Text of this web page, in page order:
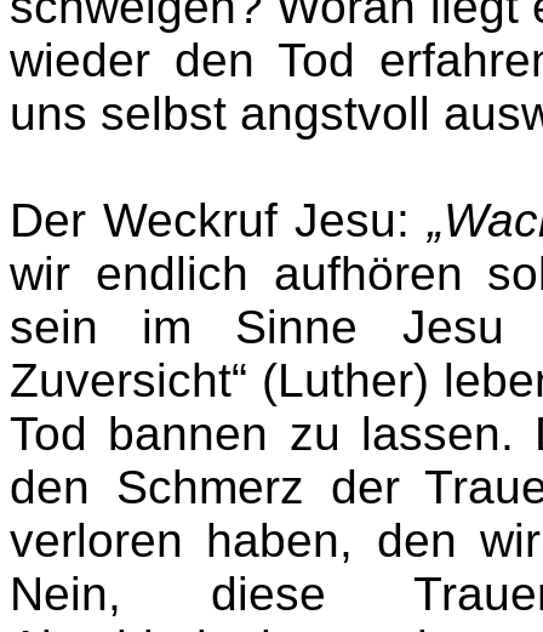
wieder den Tod
uns selbst angstvoll
Der Weckruf Jesu:
wir endlich aufhören
sein im Sinne Jesu
Zuversicht“ (Luther)
Tod bannen zu lassen.
den Schmerz der
verloren haben, den
Nein, diese